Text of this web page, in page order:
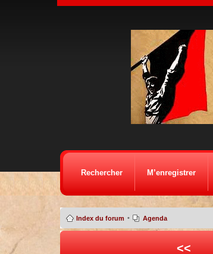
Rechercher M’enregistrer
Index du forum • Agenda
<<